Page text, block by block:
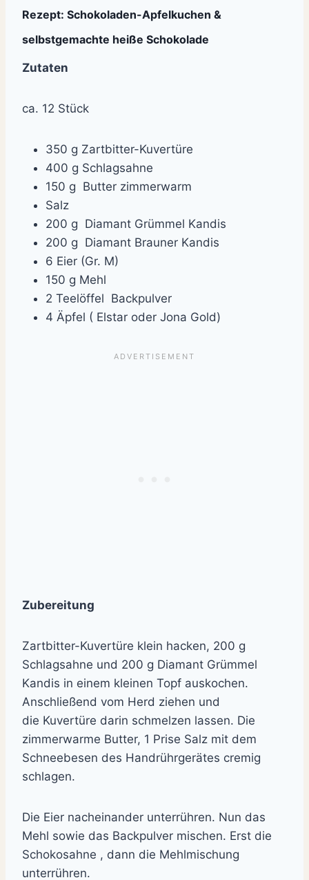
Rezept: Schokoladen-Apfelkuchen &
selbstgemachte heiße Schokolade
Zutaten
ca. 12 Stück
350 g Zartbitter-Kuvertüre
400 g Schlagsahne
150 g Butter zimmerwarm
Salz
200 g Diamant Grümmel Kandis
200 g Diamant Brauner Kandis
6 Eier (Gr. M)
150 g Mehl
2 Teelöffel Backpulver
4 Äpfel ( Elstar oder Jona Gold)
Zubereitung
Zartbitter-Kuvertüre klein hacken, 200 g
Schlagsahne und 200 g Diamant Grümmel
Kandis in einem kleinen Topf auskochen.
Anschließend vom Herd ziehen und
die Kuvertüre darin schmelzen lassen. Die
zimmerwarme Butter, 1 Prise Salz mit dem
Schneebesen des Handrührgerätes cremig
schlagen.
Die Eier nacheinander unterrühren. Nun das
Mehl sowie das Backpulver mischen. Erst die
Schokosahne , dann die Mehlmischung
unterrühren.